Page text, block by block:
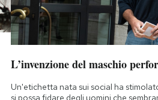
L’invenzione del maschio
Un'etichetta nata sui social ha